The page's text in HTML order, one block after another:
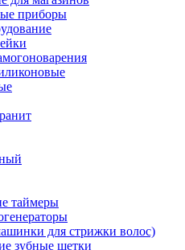
приборы
таймеры
для стрижки волос)
зубные щетки